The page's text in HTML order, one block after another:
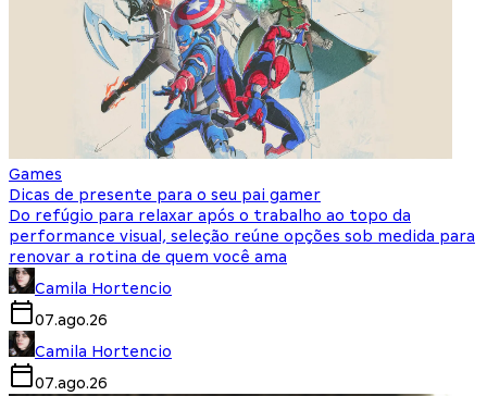
Games
Dicas de presente para o seu pai gamer
Do refúgio para relaxar após o trabalho ao topo da
performance visual, seleção reúne opções sob medida para
renovar a rotina de quem você ama
Camila Hortencio
07.ago.26
Camila Hortencio
07.ago.26